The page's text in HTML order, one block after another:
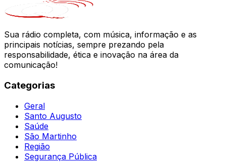
Sua rádio completa, com música, informação e as
principais notícias, sempre prezando pela
responsabilidade, ética e inovação na área da
comunicação!
Categorias
Geral
Santo Augusto
Saúde
São Martinho
Região
Segurança Pública